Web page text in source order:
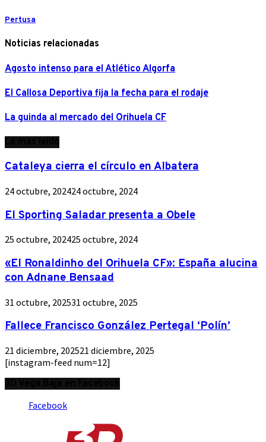
Pertusa
Noticias relacionadas
Agosto intenso para el Atlético Algorfa
El Callosa Deportiva fija la fecha para el rodaje
La guinda al mercado del Orihuela CF
Cataleya cierra el círculo en Albatera
24 octubre, 202424 octubre, 2024
El Sporting Saladar presenta a Obele
25 octubre, 202425 octubre, 2024
«El Ronaldinho del Orihuela CF»: España alucina
con Adnane Bensaad
31 octubre, 202531 octubre, 2025
Fallece Francisco González Pertegal ‘Polín’
21 diciembre, 202521 diciembre, 2025
[instagram-feed num=12]
Facebook